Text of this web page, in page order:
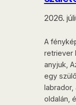
2026.
A
retriever
anyjuk,
egy
oldalán,